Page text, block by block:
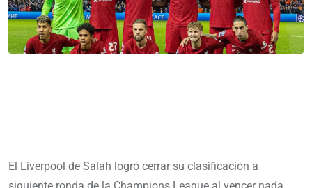
El Liverpool de Salah logró cerrar su clasificación a